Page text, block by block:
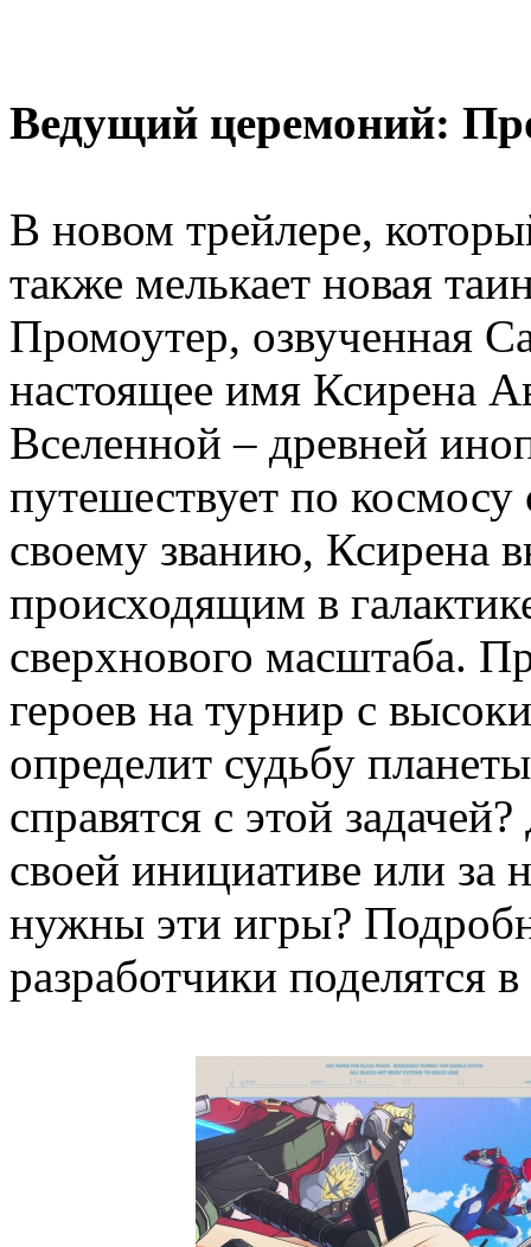
Ведущий церемоний:
В новом трейлере,
также мелькает новая
Промоутер, озвученная
настоящее имя Ксирена
Вселенной – древней
путешествует по
своему званию, Ксирена
происходящим в
сверхнового масштаба.
героев на турнир с
определит судьбу
справятся с этой
своей инициативе или за
нужны эти игры?
разработчики поделятся